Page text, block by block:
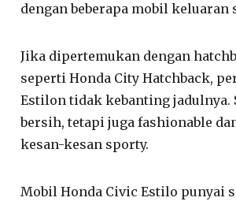
dengan beberapa mobil keluaran
Jika dipertemukan dengan
seperti Honda City Hatchback,
Estilon tidak kebanting jadulnya.
bersih, tetapi juga fashionable
kesan-kesan sporty.
Mobil Honda Civic Estilo punyai